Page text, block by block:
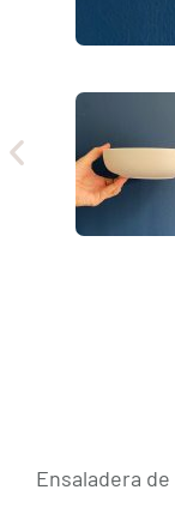
Ensaladera